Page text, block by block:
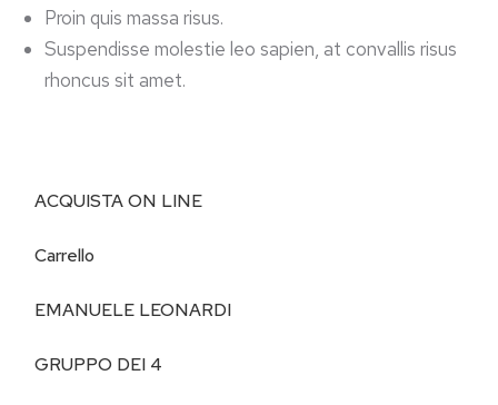
Proin quis massa risus.
Suspendisse molestie leo sapien, at convallis risus
rhoncus sit amet.
ACQUISTA ON LINE
Carrello
EMANUELE LEONARDI
GRUPPO DEI 4